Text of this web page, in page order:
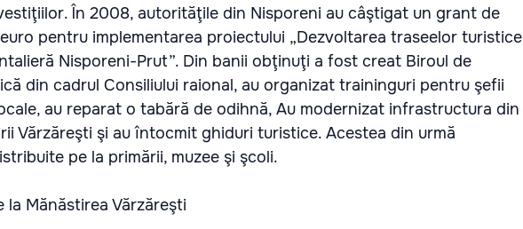
În 2008, autorităţile din Nisporeni au câştigat un grant de
pentru implementarea proiectului „Dezvoltarea traseelor turistice
Nisporeni-Prut”. Din banii obţinuţi a fost creat Biroul de
din cadrul Consiliului raional, au organizat traininguri pentru şefii
au reparat o tabără de odihnă, Au modernizat infrastructura din
Vărzăreşti şi au întocmit ghiduri turistice. Acestea din urmă
pe la primării, muzee şi şcoli.
la Mănăstirea Vărzăreşti